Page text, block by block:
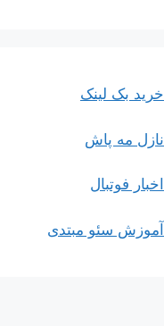
خرید بک لینک
نازل مه پاش
اخبار فوتبال
آموزش سئو مبتدی